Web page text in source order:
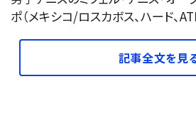
ポ（メキシコ/ロスカボス、ハード、
記事全文を見